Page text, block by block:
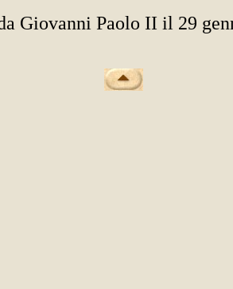
Giovanni Paolo II il 29